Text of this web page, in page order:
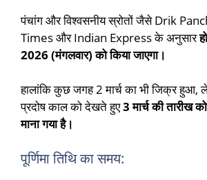
पंचांग और विश्वसनीय स्रोतों जैसेDrik
TimesऔरIndian Expressके अनुसार
2026 (मंगलवार) को किया जाएगा।
हालांकि कुछ जगह 2 मार्च का भी जिक्र हुआ,
प्रदोष काल को देखते हुए3 मार्च की तारीख
माना गया है।
पूर्णिमा तिथि का समय: